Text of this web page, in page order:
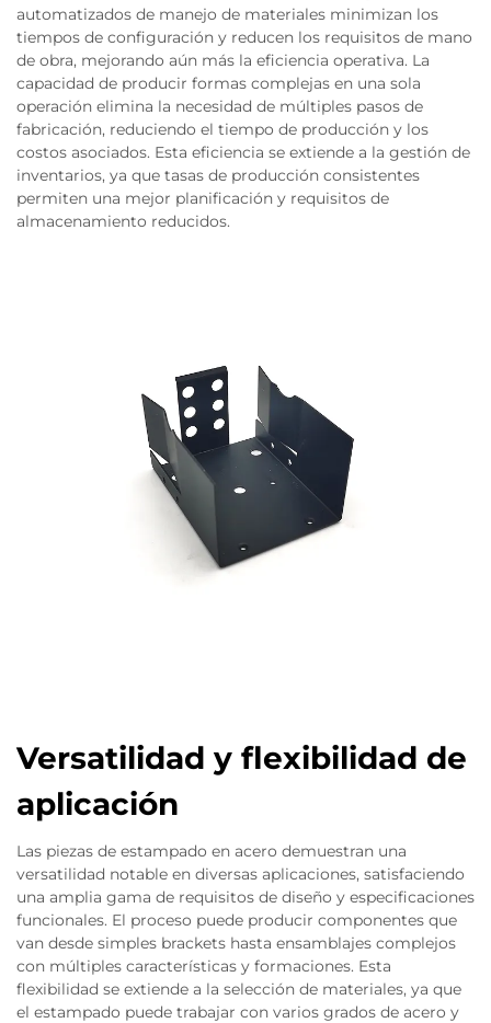
automatizados de manejo de materiales minimizan los
tiempos de configuración y reducen los requisitos de mano
de obra, mejorando aún más la eficiencia operativa. La
capacidad de producir formas complejas en una sola
operación elimina la necesidad de múltiples pasos de
fabricación, reduciendo el tiempo de producción y los
costos asociados. Esta eficiencia se extiende a la gestión de
inventarios, ya que tasas de producción consistentes
permiten una mejor planificación y requisitos de
almacenamiento reducidos.
Versatilidad y flexibilidad de
aplicación
Las piezas de estampado en acero demuestran una
versatilidad notable en diversas aplicaciones, satisfaciendo
una amplia gama de requisitos de diseño y especificaciones
funcionales. El proceso puede producir componentes que
van desde simples brackets hasta ensamblajes complejos
con múltiples características y formaciones. Esta
flexibilidad se extiende a la selección de materiales, ya que
el estampado puede trabajar con varios grados de acero y